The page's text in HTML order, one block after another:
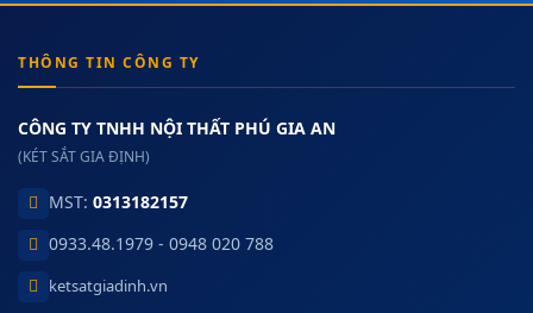
THÔNG TIN CÔNG TY
CÔNG TY TNHH NỘI THẤT PHÚ GIA AN
(KÉT SẮT GIA ĐỊNH)
MST: 0313182157
0933.48.1979 - 0948 020 788
ketsatgiadinh.vn